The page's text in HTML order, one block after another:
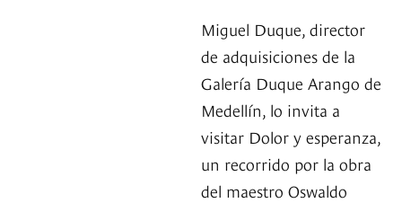
Miguel Duque, director
de adquisiciones de la
Galería Duque Arango de
Medellín, lo invita a
visitar Dolor y esperanza,
un recorrido por la obra
del maestro Oswaldo